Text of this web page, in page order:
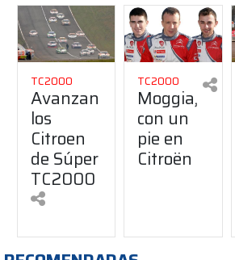
TC2000
Avanzan
los
Citroen
de Súper
TC2000
TC2000
Moggia,
con un
pie en
Citroën